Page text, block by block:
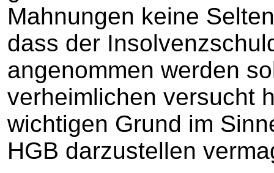
Mahnungen keine
dass der
angenommen werden
verheimlichen versucht
wichtigen Grund im
HGB darzustellen